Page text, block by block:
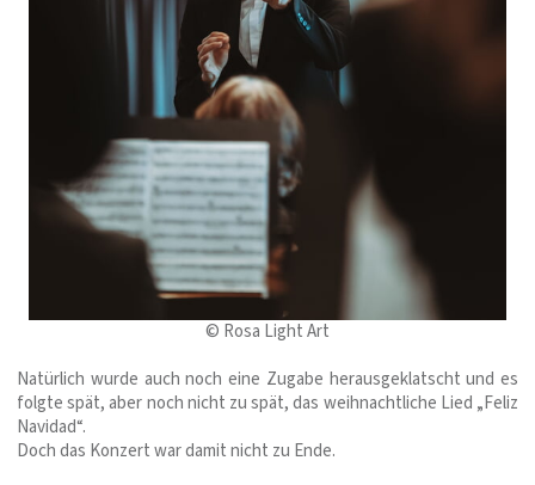
© Rosa Light Art
Natürlich wurde auch noch eine Zugabe herausgeklatscht und es
folgte spät, aber noch nicht zu spät, das weihnachtliche Lied „Feliz
Navidad“.
Doch das Konzert war damit nicht zu Ende.